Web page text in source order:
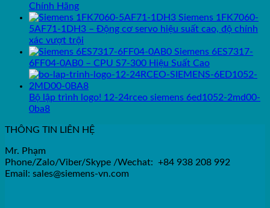
Chính Hãng
Siemens 1FK7060-
5AF71-1DH3 – Động cơ servo hiệu suất cao, độ chính
xác vượt trội
Siemens 6ES7317-
6FF04-0AB0 – CPU S7-300 Hiệu Suất Cao
Bộ lập trình logo! 12-24rceo siemens 6ed1052-2md00-
0ba8
THÔNG TIN LIÊN HỆ
Mr. Phạm
Phone/Zalo/Viber/Skype /Wechat: +84 938 208 992
Email: sales@siemens-vn.com